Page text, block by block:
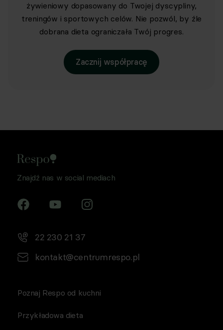
żywieniowy dopasowany do Twojej dyscypliny,
treningów i sportowych celów. Nie pozwól, by źle
dobrana dieta ograniczała Twój progres.
Zacznij współpracę
Znajdź nas w social mediach
22 230 21 37
kontakt@centrumrespo.pl
Poznaj Respo od kuchni
Przykładowa dieta